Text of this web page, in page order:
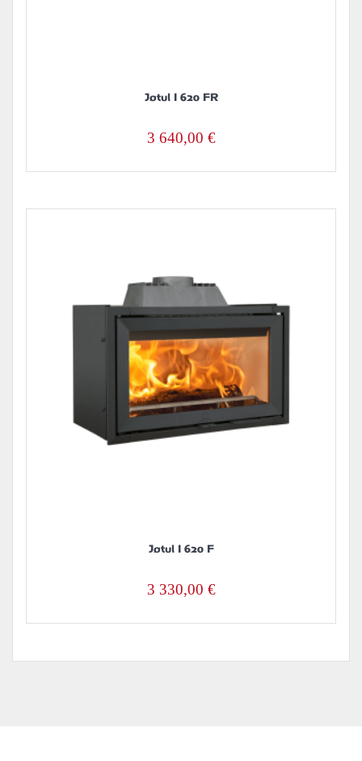
Jøtul I 620 FR
3 640,00 €
Jøtul I 620 F
3 330,00 €